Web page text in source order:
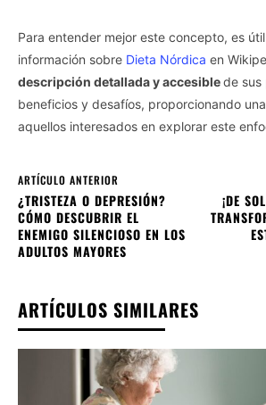
Para entender mejor este concepto, es
información sobre Dieta Nórdica en
descripción detallada y accesiblede sus
beneficios y desafíos, proporcionando
aquellos interesados en explorar este
ARTÍCULO ANTERIOR
¿TRISTEZA O DEPRESIÓN?
CÓMO DESCUBRIR EL
ENEMIGO SILENCIOSO EN LOS
ADULTOS MAYORES
¡DE
ARTÍCULOS SIMILARES